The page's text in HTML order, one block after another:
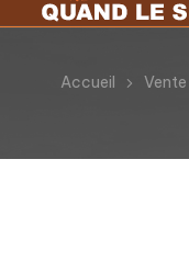
Accueil Vente